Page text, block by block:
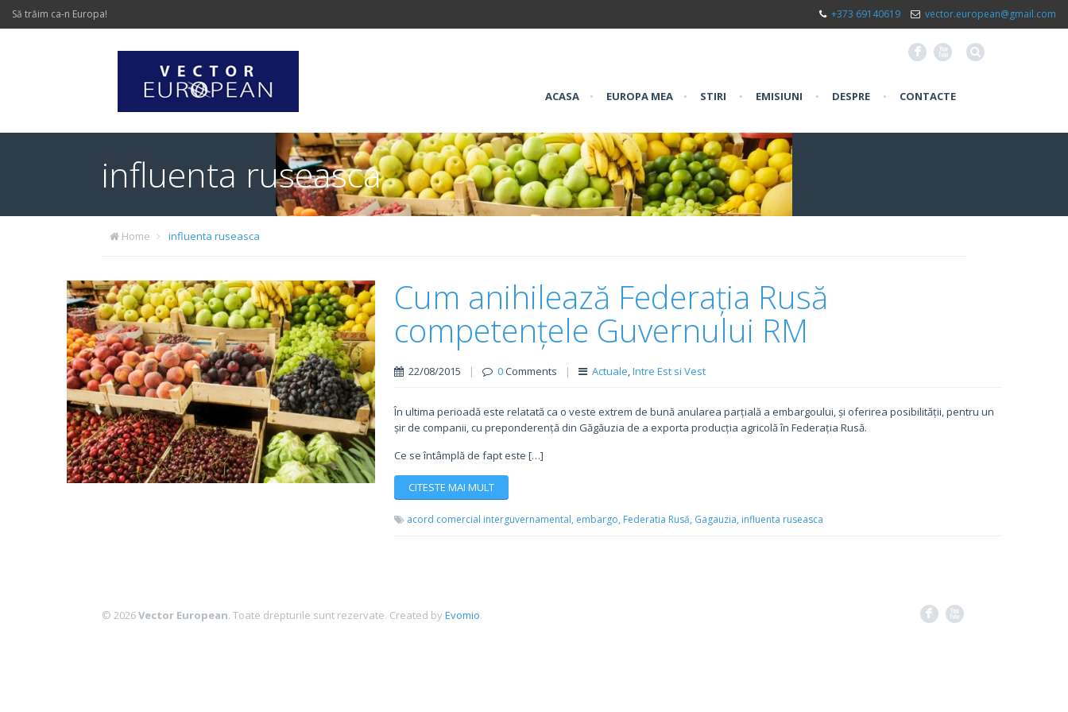
Să trăim ca-n Europa! +373 69140619 vector.european@gmail.com
F X
ACASA • EUROPA MEA • STIRI • EMISIUNI • DESPRE • CONTACTE
influenta ruseasca
Home influenta ruseasca
Cum anihilează Federația Rusă
competențele Guvernului RM
22/08/2015 | 0Comments | Actuale,Intre Est si Vest
În ultima perioadă este relatată ca o veste extrem de bună anularea parțială a embargoului, și oferirea posibilității, pentru un
șir de companii, cu preponderență din Găgăuzia de a exporta producția agricolă în Federația Rusă.
Ce se întâmplă de fapt este […]
CITESTE MAI MULT
acord comercial interguvernamental, embargo, Federatia Rusă, Gagauzia, influenta ruseasca
© 2026Vector European. Toate drepturile sunt rezervate. Created byEvomio. F X